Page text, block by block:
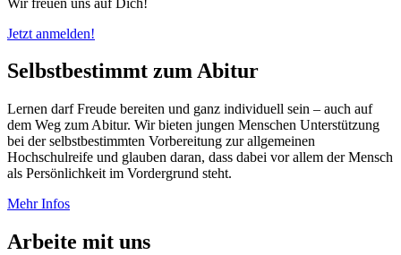
Jetzt anmelden!
Selbstbestimmt zum Abitur
Lernen darf Freude bereiten und ganz individuell sein – auch auf
dem Weg zum Abitur. Wir bieten jungen Menschen Unterstützung
bei der selbstbestimmten Vorbereitung zur allgemeinen
Hochschulreife und glauben daran, dass dabei vor allem der Mensch
als Persönlichkeit im Vordergrund steht.
Mehr Infos
Arbeite mit uns